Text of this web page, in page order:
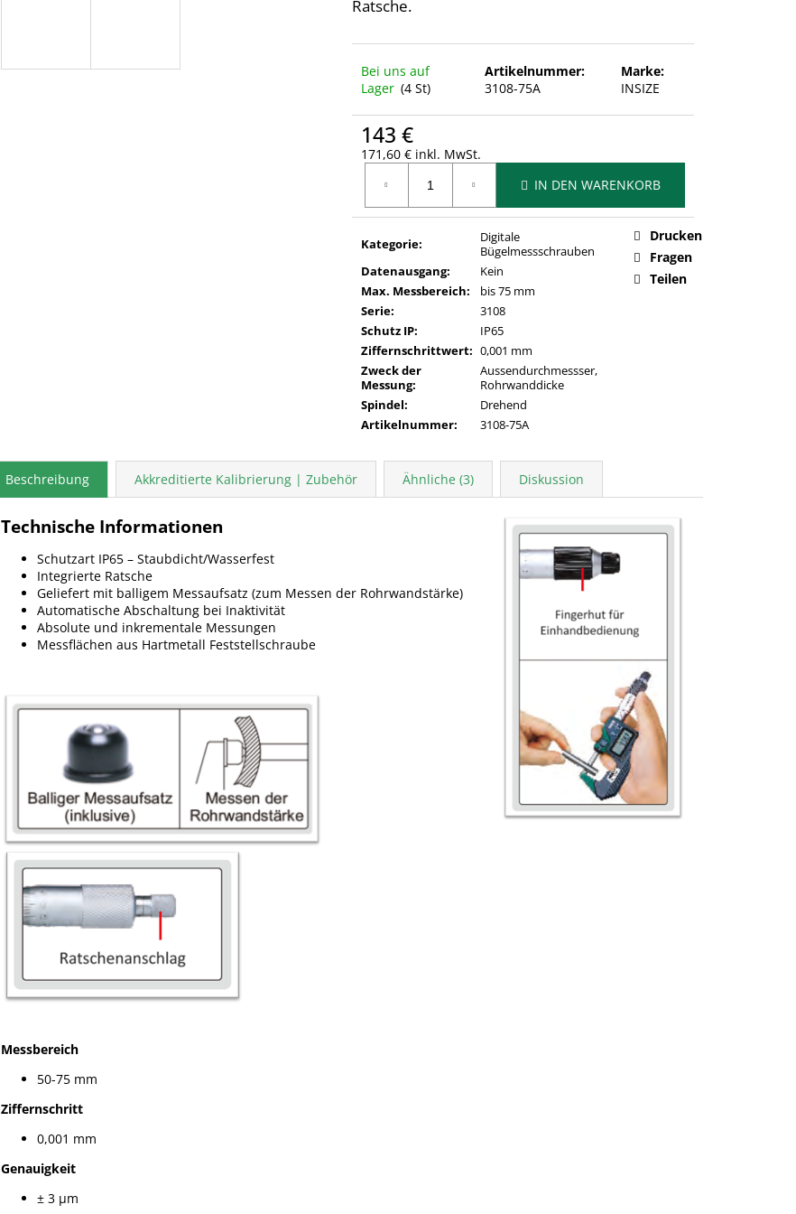
Ratsche.
Bei uns auf
Lager (4 St)
Artikelnummer:
3108-75A
Marke:
INSIZE
143 €
171,60 € inkl. MwSt.
IN DEN WARENKORB
Kategorie:
Digitale
Bügelmessschrauben
Datenausgang:
Kein
Max. Messbereich:
bis 75 mm
Serie:
3108
Schutz IP:
IP65
Ziffernschrittwert: 0,001 mm
Zweck der
Messung:
Aussendurchmessser,
Rohrwanddicke
Spindel:
Drehend
Artikelnummer: 3108-75A
Drucken
Fragen
Teilen
Beschreibung Akkreditierte Kalibrierung | Zubehör Ähnliche (3) Diskussion
Technische Informationen
Schutzart IP65 – Staubdicht/Wasserfest
Integrierte Ratsche
Geliefert mit balligem Messaufsatz (zum Messen der Rohrwandstärke)
Automatische Abschaltung bei Inaktivität
Absolute und inkrementale Messungen
Messflächen aus Hartmetall Feststellschraube
Messbereich
50-75 mm
Ziffernschritt
0,001 mm
Genauigkeit
± 3 µm